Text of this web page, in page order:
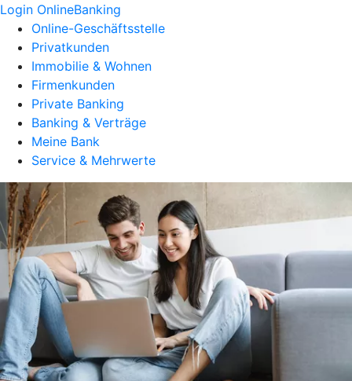
Login OnlineBanking
Online-Geschäftsstelle
Privatkunden
Immobilie & Wohnen
Firmenkunden
Private Banking
Banking & Verträge
Meine Bank
Service & Mehrwerte